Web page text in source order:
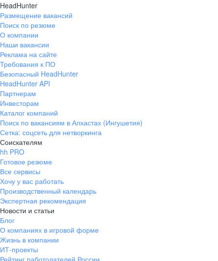
HeadHunter
Размещение вакансий
Поиск по резюме
О компании
Наши вакансии
Реклама на сайте
Требования к ПО
Безопасный HeadHunter
HeadHunter API
Партнерам
Инвесторам
Каталог компаний
Поиск по вакансиям в Алхастах (Ингушетия)
Сетка: соцсеть для нетворкинга
Соискателям
hh PRO
Готовое резюме
Все сервисы
Хочу у вас работать
Производственный календарь
Экспертная рекомендация
Новости и статьи
Блог
О компаниях в игровой форме
Жизнь в компании
ИТ-проекты
Рейтинг работодателей России